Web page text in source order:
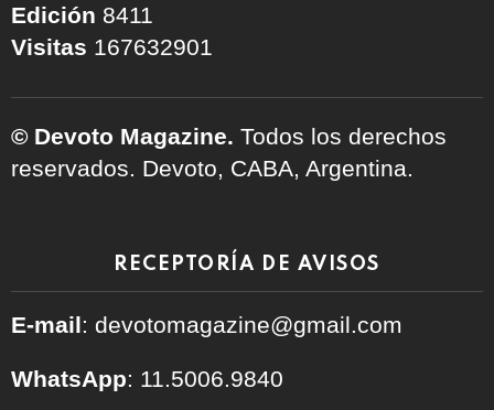
Edición 8411
Visitas 167632901
© Devoto Magazine. Todos los derechos
reservados. Devoto, CABA, Argentina.
RECEPTORÍA DE AVISOS
E-mail: devotomagazine@gmail.com
WhatsApp: 11.5006.9840